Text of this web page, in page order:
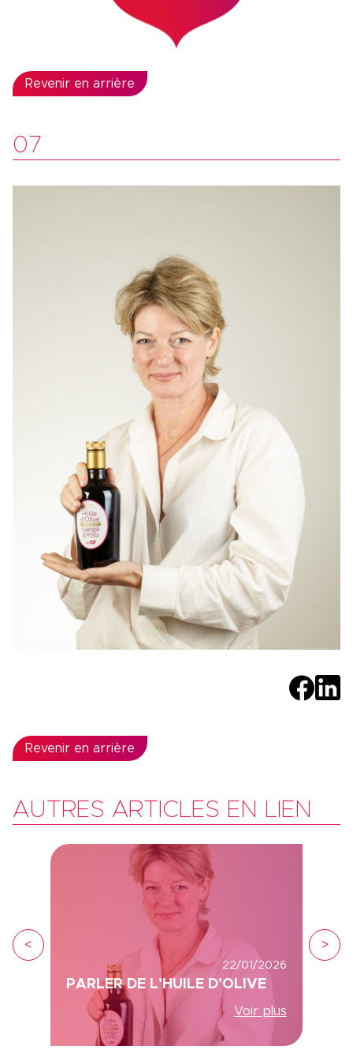
Revenir en arrière
07
Revenir en arrière
AUTRES ARTICLES EN LIEN
22/01/2026
PARLER DE L’HUILE D’OLIVE
Voir plus
< >